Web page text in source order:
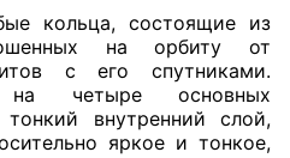
кольца, состоящие из
на орбиту от
с его спутниками.
на четыре основных
внутренний слой,
яркое и тонкое,